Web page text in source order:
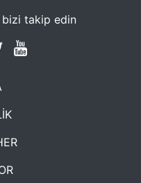
bizi takip edin